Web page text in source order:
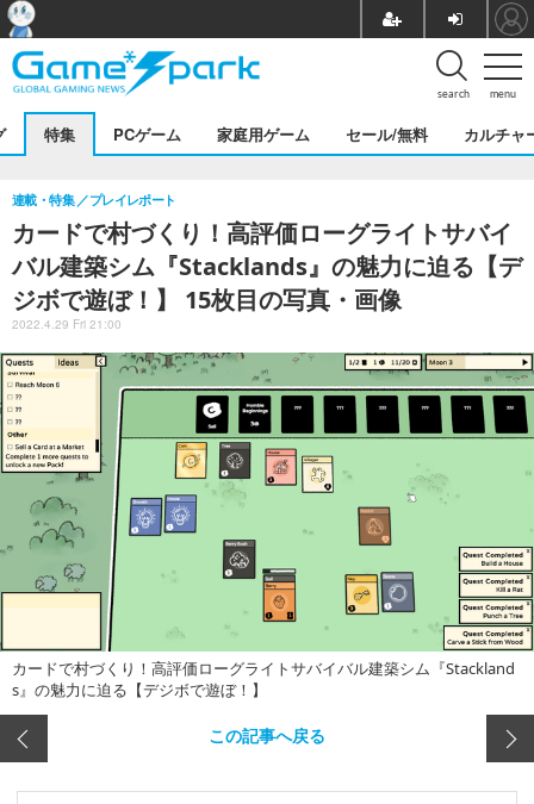
menu
search
特集 PCゲーム 家庭用ゲーム セール/無料 カルチャ
カードで村づくり！高評価ローグライトサバイ
バル建築シム『Stacklands』の魅力に迫る【デ
ジボで遊ぼ！】 15枚目の写真・画像
連載・特集 プレイレポート
2022.4.29 Fri 21:00
カードで村づくり！高評価ローグライトサバイバル建築シム『Stackland
s』の魅力に迫る【デジボで遊ぼ！】
この記事へ戻る